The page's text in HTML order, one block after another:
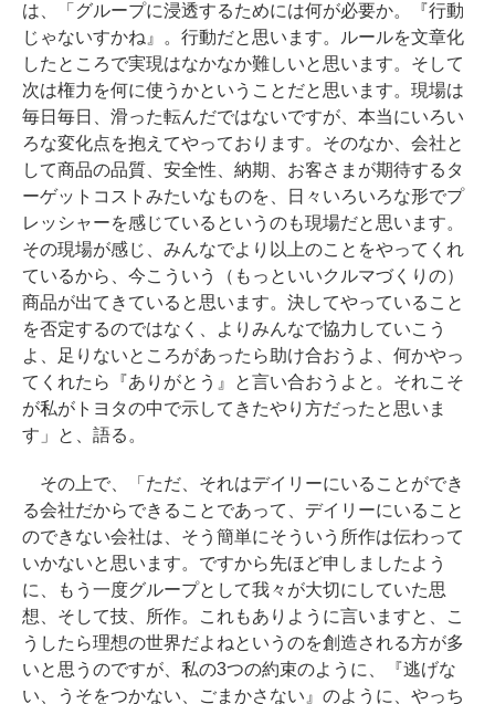
は、「グループに浸透するためには何が必要か。『行動
じゃないすかね』。行動だと思います。ルールを文章化
したところで実現はなかなか難しいと思います。そして
次は権力を何に使うかということだと思います。現場は
毎日毎日、滑った転んだではないですが、本当にいろい
ろな変化点を抱えてやっております。そのなか、会社と
して商品の品質、安全性、納期、お客さまが期待するタ
ーゲットコストみたいなものを、日々いろいろな形でプ
レッシャーを感じているというのも現場だと思います。
その現場が感じ、みんなでより以上のことをやってくれ
ているから、今こういう（もっといいクルマづくりの）
商品が出てきていると思います。決してやっていること
を否定するのではなく、よりみんなで協力していこう
よ、足りないところがあったら助け合おうよ、何かやっ
てくれたら『ありがとう』と言い合おうよと。それこそ
が私がトヨタの中で示してきたやり方だったと思いま
す」と、語る。
その上で、「ただ、それはデイリーにいることができ
る会社だからできることであって、デイリーにいること
のできない会社は、そう簡単にそういう所作は伝わって
いかないと思います。ですから先ほど申しましたよう
に、もう一度グループとして我々が大切にしていた思
想、そして技、所作。これもありように言いますと、こ
うしたら理想の世界だよねというのを創造される方が多
いと思うのですが、私の3つの約束のように、『逃げな
い、うそをつかない、ごまかさない』のように、やっち